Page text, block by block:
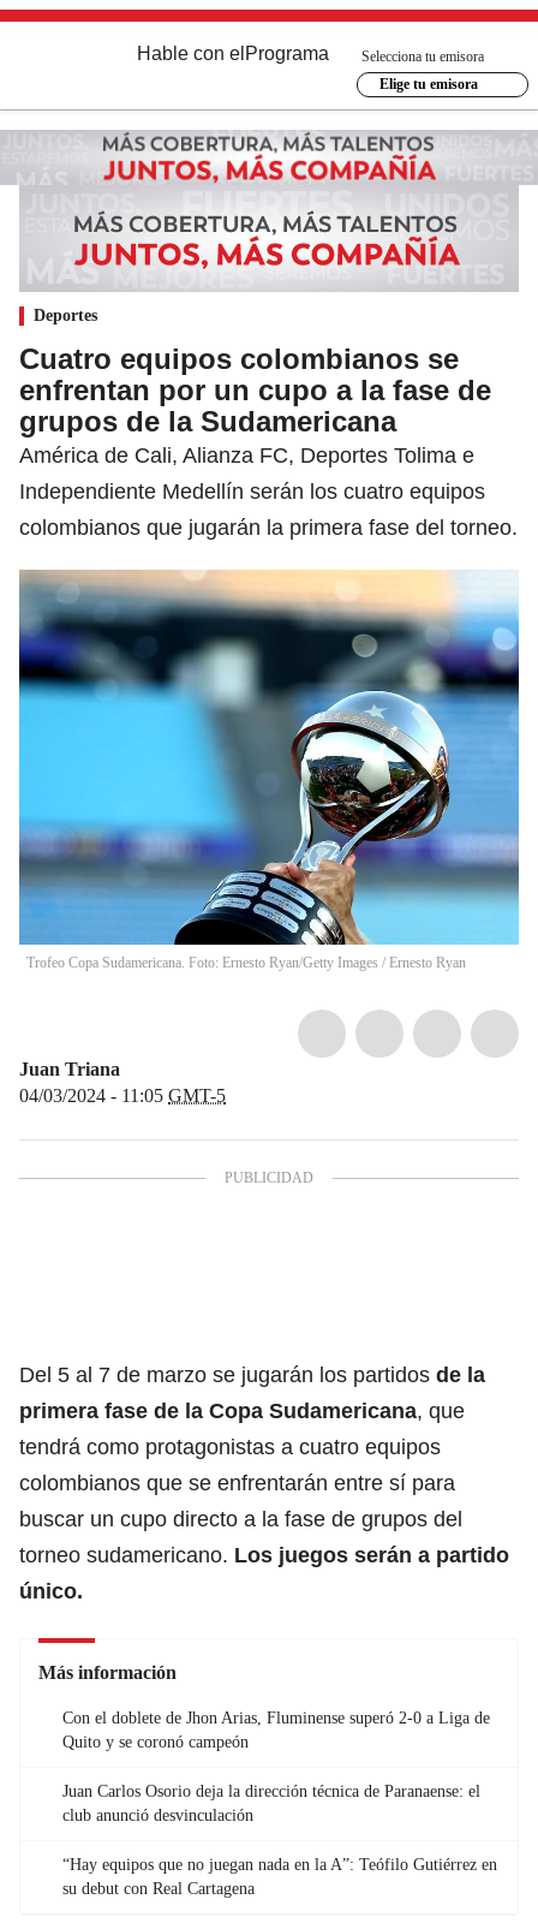
Hable con el Programa
Selecciona tu emisora
Elige tu emisora
Deportes
Cuatro equipos colombianos se
enfrentan por un cupo a la fase de
grupos de la Sudamericana
América de Cali, Alianza FC, Deportes Tolima e
Independiente Medellín serán los cuatro equipos
colombianos que jugarán la primera fase del torneo.
Trofeo Copa Sudamericana. Foto: Ernesto Ryan/Getty Images / Ernesto Ryan
Juan Triana
04/03/2024 - 11:05 GMT-5
Del 5 al 7 de marzo se jugarán los partidos de la
primera fase de la Copa Sudamericana, que
tendrá como protagonistas a cuatro equipos
colombianos que se enfrentarán entre sí para
buscar un cupo directo a la fase de grupos del
torneo sudamericano. Los juegos serán a partido
único.
Más información
Con el doblete de Jhon Arias, Fluminense superó 2-0 a Liga de
Quito y se coronó campeón
Juan Carlos Osorio deja la dirección técnica de Paranaense: el
club anunció desvinculación
“Hay equipos que no juegan nada en la A”: Teófilo Gutiérrez en
su debut con Real Cartagena